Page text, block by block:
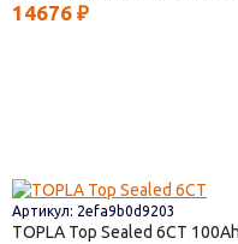
14676 ₽
Артикул: 2efa9b0d9203
TOPLA Top Sealed 6СТ 100